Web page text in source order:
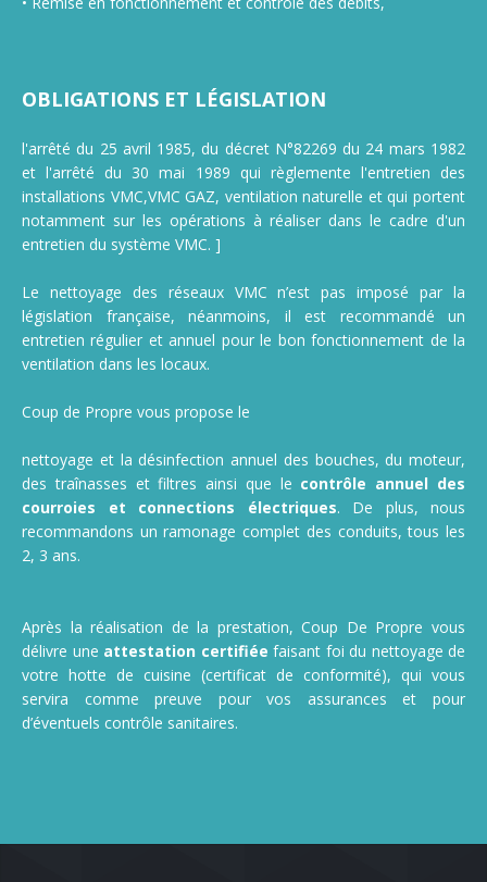
OBLIGATIONS ET LÉGISLATION
l'arrêté du 25 avril 1985, du décret N°82269 du 24 mars 1982
et l'arrêté du 30 mai 1989 qui règlemente l'entretien des
installations VMC,VMC GAZ, ventilation naturelle et qui portent
notamment sur les opérations à réaliser dans le cadre d'un
entretien du système VMC. ]
Le nettoyage des réseaux VMC n’est pas imposé par la
législation française, néanmoins, il est recommandé un
entretien régulier et annuel pour le bon fonctionnement de la
ventilation dans les locaux.
Coup de Propre vous propose le
nettoyage et la désinfection annuel des bouches, du moteur,
des traînasses et filtres ainsi que le contrôle annuel des
courroies et connections électriques. De plus, nous
recommandons un ramonage complet des conduits, tous les
2, 3 ans.
Après la réalisation de la prestation, Coup De Propre vous
délivre une attestation certifiée faisant foi du nettoyage de
votre hotte de cuisine (certificat de conformité), qui vous
servira comme preuve pour vos assurances et pour
d’éventuels contrôle sanitaires.